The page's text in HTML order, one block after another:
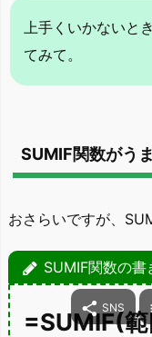
上手くいかないと
てみて。
SUMIF関数がう
おさらいですが、
SUMIF関数の書
=SUMIF(
 SNS